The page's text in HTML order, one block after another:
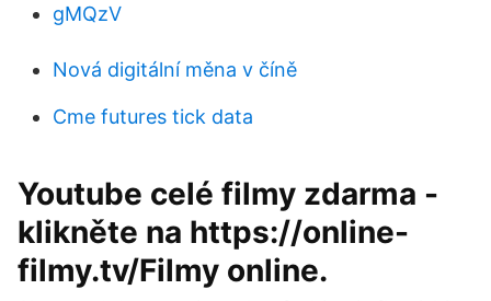
gMQzV
Nová digitální měna v číně
Cme futures tick data
Youtube celé filmy zdarma -
klikněte na https://online-
filmy.tv/Filmy online.